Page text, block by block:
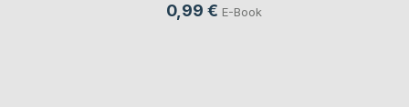
0,99 € E-Book